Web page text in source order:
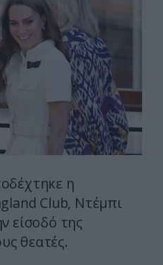
η
Club, Ντέμπι
είσοδό της
θεατές.